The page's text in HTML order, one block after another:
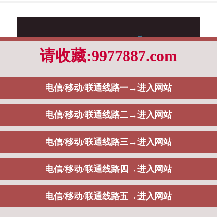
在互联网传播，吸引更多客户。